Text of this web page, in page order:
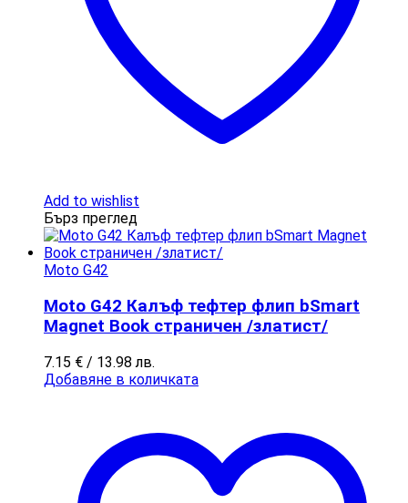
Add to wishlist
Бърз преглед
Moto G42
Moto G42 Калъф тефтер флип bSmart
Magnet Book страничен /златист/
7.15 € / 13.98 лв.
Добавяне в количката